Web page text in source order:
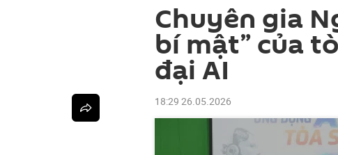
Chuyên gia
bí mật” của
đại AI
18:29 26.05.2026